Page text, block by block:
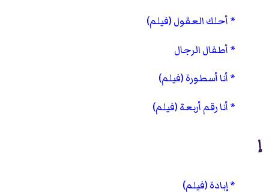
أحلك العقول (فيلم)
أطفال الرجال
أنا أسطورة (فيلم)
أنا رقم أربعة (فيلم)
إ
إبادة (فيلم)